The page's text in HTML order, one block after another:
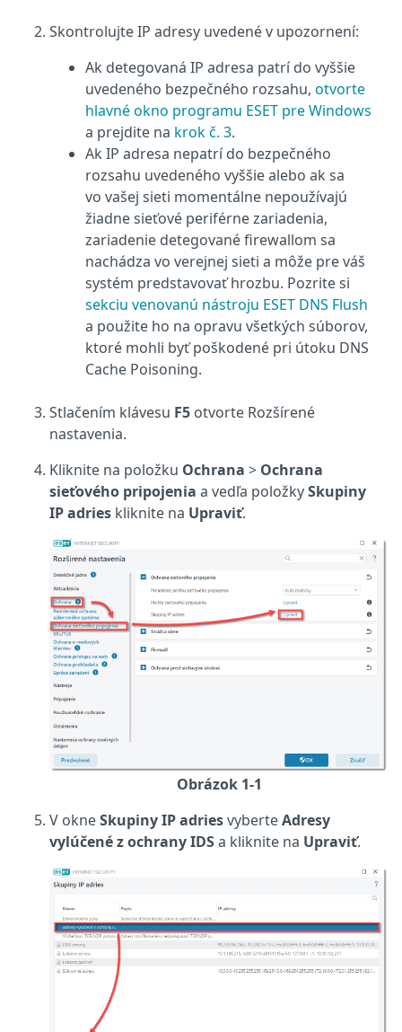
Skontrolujte IP adresy uvedené v upozornení:
Ak detegovaná IP adresa patrí do vyššie
uvedeného bezpečného rozsahu, otvorte
hlavné okno programu ESET pre Windows
a prejdite na krok č. 3.
Ak IP adresa nepatrí do bezpečného
rozsahu uvedeného vyššie alebo ak sa
vo vašej sieti momentálne nepoužívajú
žiadne sieťové periférne zariadenia,
zariadenie detegované firewallom sa
nachádza vo verejnej sieti a môže pre váš
systém predstavovať hrozbu. Pozrite si
sekciu venovanú nástroju ESET DNS Flush
a použite ho na opravu všetkých súborov,
ktoré mohli byť poškodené pri útoku DNS
Cache Poisoning.
Stlačením klávesu F5 otvorte Rozšírené
nastavenia.
Kliknite na položku Ochrana > Ochrana
sieťového pripojenia a vedľa položkySkupiny
IP adries kliknite na Upraviť.
Obrázok 1-1
V okneSkupiny IP adriesvyberteAdresy
vylúčené z ochrany IDSa kliknite na Upraviť.